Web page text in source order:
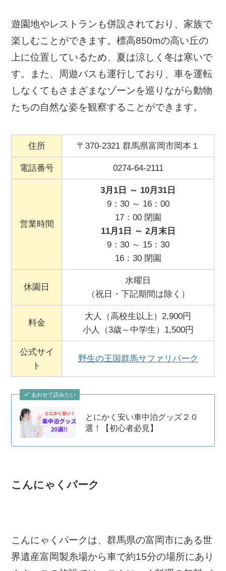
遊園地やレストランも併設されており、家族で
楽しむことができます。標高850mの高い丘の
上に位置しているため、夏は涼しく冬は寒いで
す。また、周遊バスも運行しており、車を運転
しなくてもさまざまなゾーンを巡りながら動物
たちの自然な姿を観察することができます。
住所 〒370-2321 群馬県富岡市岡本１
電話番号 0274-64-2111
営業時間
3月1日 ～ 10月31日
9：30 ～ 16：00
17：00 閉園
11月1日 ～ 2月末日
9：30 ～ 15：30
16：30 閉園
休園日
水曜日
（祝日・下記期間は除く）
料金
大人（高校生以上）2,900円
小人（3歳～中学生）1,500円
公式サイ
ト
野生の王国群馬サファリパーク
あわせて読みたい
とにかく安い車中泊グッズ２０
選！【初心者必見】
こんにゃくパーク
こんにゃくパークは、群馬県の富岡市にある世
界遺産富岡製糸場から車で約15分の場所にあり